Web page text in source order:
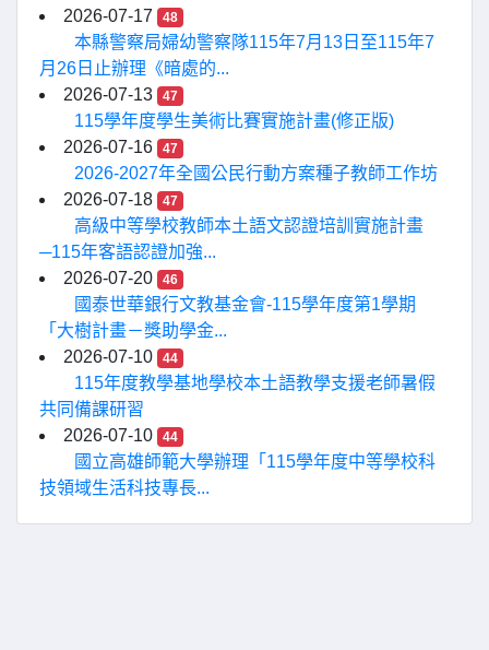
2026-07-17
48
本縣警察局婦幼警察隊115年7月13日至115年7
月26日止辦理《暗處的...
2026-07-13
47
115學年度學生美術比賽實施計畫(修正版)
2026-07-16
47
2026-2027年全國公民行動方案種子教師工作坊
2026-07-18
47
高級中等學校教師本土語文認證培訓實施計畫
─115年客語認證加強...
2026-07-20
46
國泰世華銀行文教基金會-115學年度第1學期
「大樹計畫－獎助學金...
2026-07-10
44
115年度教學基地學校本土語教學支援老師暑假
共同備課研習
2026-07-10
44
國立高雄師範大學辦理「115學年度中等學校科
技領域生活科技專長...